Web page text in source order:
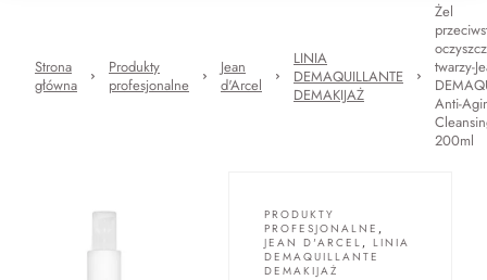
Strona
główna
Produkty
profesjonalne
Jean
d'Arcel
LINIA
DEMAQUILLANTE
DEMAKIJAŻ
Żel
twarzy-
Anti-
200ml
PRODUKTY
PROFESJONALNE ,
JEAN D'ARCEL , LINIA
DEMAQUILLANTE
DEMAKIJAŻ